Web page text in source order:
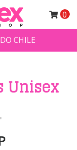
CHILE
0
Unisex